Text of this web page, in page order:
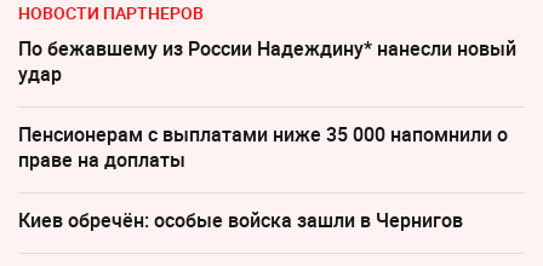
НОВОСТИ ПАРТНЕРОВ
По бежавшему из России Надеждину* нанесли новый
удар
Пенсионерам с выплатами ниже 35 000 напомнили о
праве на доплаты
Киев обречён: особые войска зашли в Чернигов